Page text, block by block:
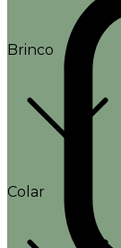
Brinco
Colar